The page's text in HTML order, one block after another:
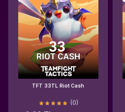
TFT 33TL Riot Cash
(0)